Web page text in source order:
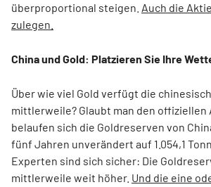
überproportional steigen. Auch die
zulegen.
China und Gold: Platzieren Sie Ihre
Über wie viel Gold verfügt die
mittlerweile? Glaubt man den offiziellen
belaufen sich die Goldreserven von
fünf Jahren unverändert auf 1.054,1
Experten sind sich sicher: Die
mittlerweile weit höher. Und die eine